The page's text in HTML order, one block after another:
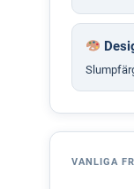
VANLIGA